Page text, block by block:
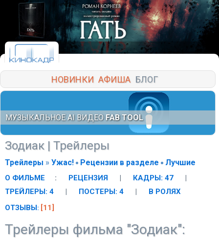
НОВИНКИ АФИША БЛОГ
МУЗЫКАЛЬНОЕ AI ВИДЕО FAB TOOL
Зодиак | Трейлеры
Трейлеры » Ужас! Рецензии в разделе Лучшие
О ФИЛЬМЕ : РЕЦЕНЗИЯ | КАДРЫ: 47
|
ТРЕЙЛЕРЫ: 4
| ПОСТЕРЫ: 4 |
В РОЛЯХ
ОТЗЫВЫ: [11]
Трейлеры фильма "Зодиак":